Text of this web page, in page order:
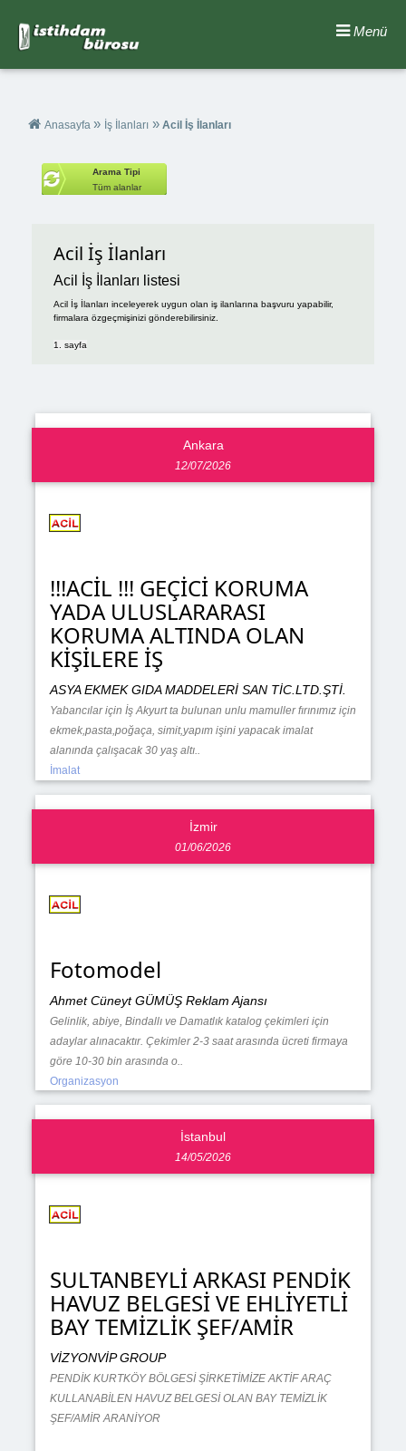
Menü
Anasayfa » İş İlanları » Acil İş İlanları
Arama Tipi
Tüm alanlar
Acil İş İlanları
Acil İş İlanları listesi
Acil İş İlanları inceleyerek uygun olan iş ilanlarına başvuru yapabilir,
firmalara özgeçmişinizi gönderebilirsiniz.
1. sayfa
Ankara
12/07/2026
!!!ACİL !!! GEÇİCİ KORUMA
YADA ULUSLARARASI
KORUMA ALTINDA OLAN
KİŞİLERE İŞ
ASYA EKMEK GIDA MADDELERİ SAN TİC.LTD.ŞTİ.
Yabancılar için İş Akyurt ta bulunan unlu mamuller fırınımız için
ekmek,pasta,poğaça, simit,yapım işini yapacak imalat
alanında çalışacak 30 yaş altı..
İmalat
İzmir
01/06/2026
Fotomodel
Ahmet Cüneyt GÜMÜŞ Reklam Ajansı
Gelinlik, abiye, Bindallı ve Damatlık katalog çekimleri için
adaylar alınacaktır. Çekimler 2-3 saat arasında ücreti firmaya
göre 10-30 bin arasında o..
Organizasyon
İstanbul
14/05/2026
SULTANBEYLİ ARKASI PENDİK
HAVUZ BELGESİ VE EHLİYETLİ
BAY TEMİZLİK ŞEF/AMİR
VİZYONVİP GROUP
PENDİK KURTKÖY BÖLGESİ ŞİRKETİMİZE AKTİF ARAÇ
KULLANABİLEN HAVUZ BELGESİ OLAN BAY TEMİZLİK
ŞEF/AMİR ARANİYOR